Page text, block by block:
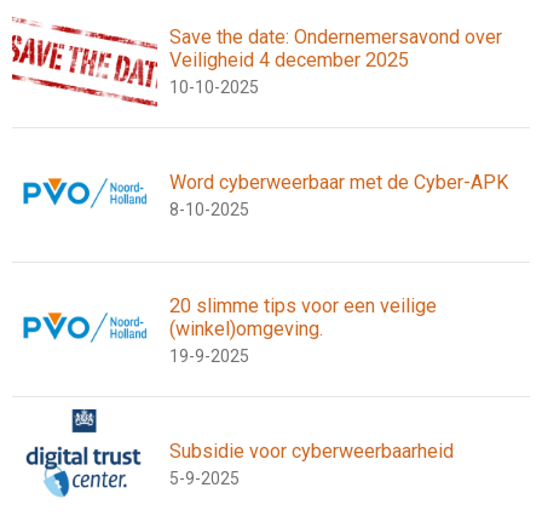
Save the date: Ondernemersavond over
Veiligheid 4 december 2025
10-10-2025
Word cyberweerbaar met de Cyber-APK
8-10-2025
20 slimme tips voor een veilige
(winkel)omgeving.
19-9-2025
Subsidie voor cyberweerbaarheid
5-9-2025